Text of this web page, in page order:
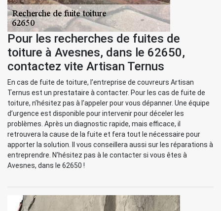
Pour les recherches de fuites de
toiture à Avesnes, dans le 62650,
contactez vite Artisan Ternus
En cas de fuite de toiture, l’entreprise de couvreurs Artisan
Ternus est un prestataire à contacter. Pour les cas de fuite de
toiture, n’hésitez pas à l’appeler pour vous dépanner. Une équipe
d’urgence est disponible pour intervenir pour déceler les
problèmes. Après un diagnostic rapide, mais efficace, il
retrouvera la cause de la fuite et fera tout le nécessaire pour
apporter la solution. Il vous conseillera aussi sur les réparations à
entreprendre. N’hésitez pas à le contacter si vous êtes à
Avesnes, dans le 62650 !